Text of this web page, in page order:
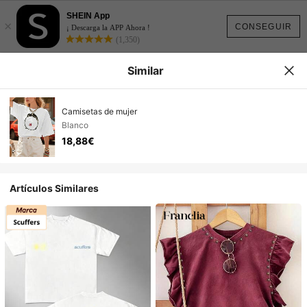
CONSEGUIR
×
SHEIN App
¡ Descarga la APP Ahora !
(1,350)
Similar
Camisetas de mujer
Blanco
18,88€
Artículos Similares